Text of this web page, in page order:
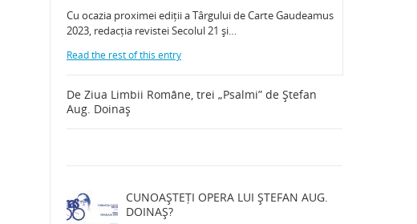
Cu ocazia proximei ediții a Târgului de Carte Gaudeamus
2023, redacția revistei Secolul 21 și…
Read the rest of this entry
De Ziua Limbii Române, trei „Psalmi” de Ștefan
Aug. Doinaș
CUNOAȘTEȚI OPERA LUI ȘTEFAN AUG.
DOINAȘ?